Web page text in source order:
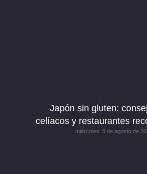
Japón sin gluten:
celíacos y restaurantes
miércoles, 5 de agosto de